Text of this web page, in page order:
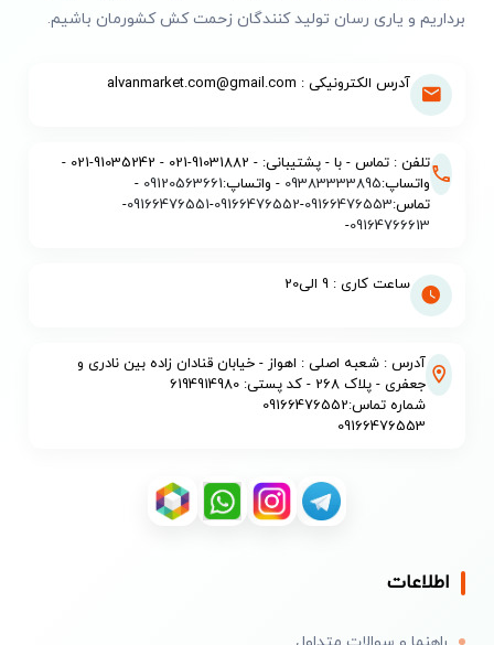
برداریم و یاری رسان تولید کنندگان زحمت کش کشورمان باشیم.
آدرس الکترونیکی : alvanmarket.com@gmail.com
تلفن : تماس - با - پشتیبانی: - 91031882-021 - 91035242-021 -
واتساپ:09383333895 - واتساپ:09120563661
-
تماس:09166476553
-
09166476552
-
09166476551
-
09164766613
-
ساعت کاری : 9 الی20
آدرس : شعبه اصلی : اهواز - خیابان قنادان زاده بین نادری و
جعفری - پلاک 268 - کد پستی: 6194914980
شماره تماس:09166476552
09166476553
اطلاعات